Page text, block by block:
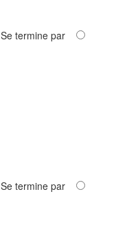
Se termine par
Se termine par